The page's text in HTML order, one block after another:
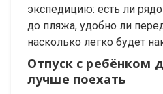
экспедицию: есть ли
до пляжа, удобно ли
насколько легко будет
Отпуск с ребёнком
лучше поехать